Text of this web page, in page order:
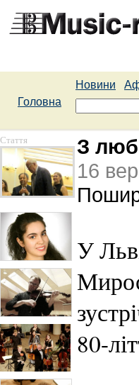
Новини
Головна
Стаття
З
16
У
80-